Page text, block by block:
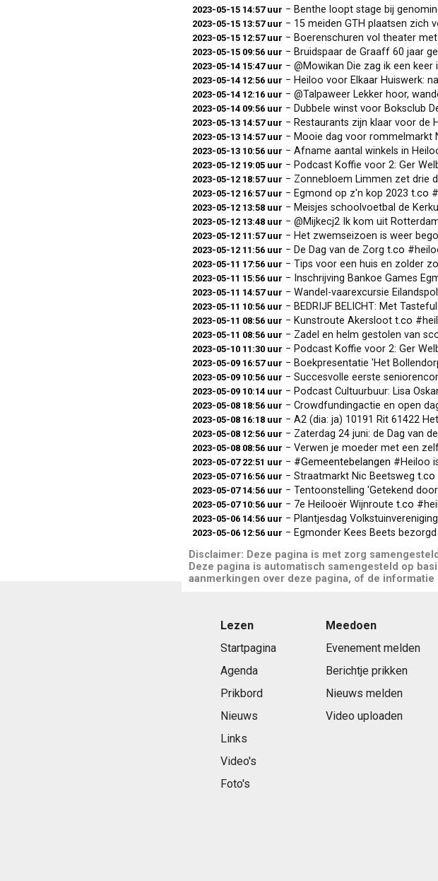
2023-05-15 14:57 uur − Benthe loopt stage bij
2023-05-15 13:57 uur − 15 meiden GTH plaatsen zich
2023-05-15 12:57 uur − Boerenschuren vol theater
2023-05-15 09:56 uur − Bruidspaar de Graaff 60 jaar
2023-05-14 15:47 uur − @Mowikan Die zag ik een keer
2023-05-14 12:56 uur − Heiloo voor Elkaar Huiswerk:
2023-05-14 12:16 uur − @Talpaweer Lekker hoor,
2023-05-14 09:56 uur − Dubbele winst voor Boksclub
2023-05-13 14:57 uur − Restaurants zijn klaar voor de
2023-05-13 14:57 uur − Mooie dag voor rommelmarkt
2023-05-13 10:56 uur − Afname aantal winkels in
2023-05-12 19:05 uur − Podcast Koffie voor 2: Ger Welbers
2023-05-12 18:57 uur − Zonnebloem Limmen zet drie
2023-05-12 16:57 uur − Egmond op z'n kop 2023 t.co
2023-05-12 13:58 uur − Meisjes schoolvoetbal de
2023-05-12 13:48 uur − @Mijkecj2 Ik kom uit
2023-05-12 11:57 uur − Het zwemseizoen is weer
2023-05-12 11:56 uur − De Dag van de Zorg t.co
2023-05-11 17:56 uur − Tips voor een huis en zolder
2023-05-11 15:56 uur − Inschrijving Bankoe Games
2023-05-11 14:57 uur − Wandel-vaarexcursie
2023-05-11 10:56 uur − BEDRIJF BELICHT: Met
2023-05-11 08:56 uur − Kunstroute Akersloot t.co
2023-05-11 08:56 uur − Zadel en helm gestolen van
2023-05-10 11:30 uur − Podcast Koffie voor 2: Ger Welbers
2023-05-09 16:57 uur − Boekpresentatie 'Het
2023-05-09 10:56 uur − Succesvolle eerste
2023-05-09 10:14 uur − Podcast Cultuurbuur: Lisa Oskamp:
2023-05-08 18:56 uur − Crowdfundingactie en open
2023-05-08 16:18 uur − A2 (dia: ja) 10191 Rit 61422
2023-05-08 12:56 uur − Zaterdag 24 juni: de Dag van
2023-05-08 08:56 uur − Verwen je moeder met een
2023-05-07 22:51 uur − #Gemeentebelangen #Heiloo
2023-05-07 16:56 uur − Straatmarkt Nic Beetsweg t.co
2023-05-07 14:56 uur − Tentoonstelling 'Getekend
2023-05-07 10:56 uur − 7e Heilooër Wijnroute t.co
2023-05-06 14:56 uur − Plantjesdag
2023-05-06 12:56 uur − Egmonder Kees Beets
Disclaimer: Deze pagina is met zorg
Deze pagina is automatisch samengesteld op
aanmerkingen over deze pagina, of de
Lezen
Startpagina
Agenda
Prikbord
Nieuws
Links
Video's
Foto's
Meedoen
Evenement melden
Berichtje prikken
Nieuws melden
Video uploaden